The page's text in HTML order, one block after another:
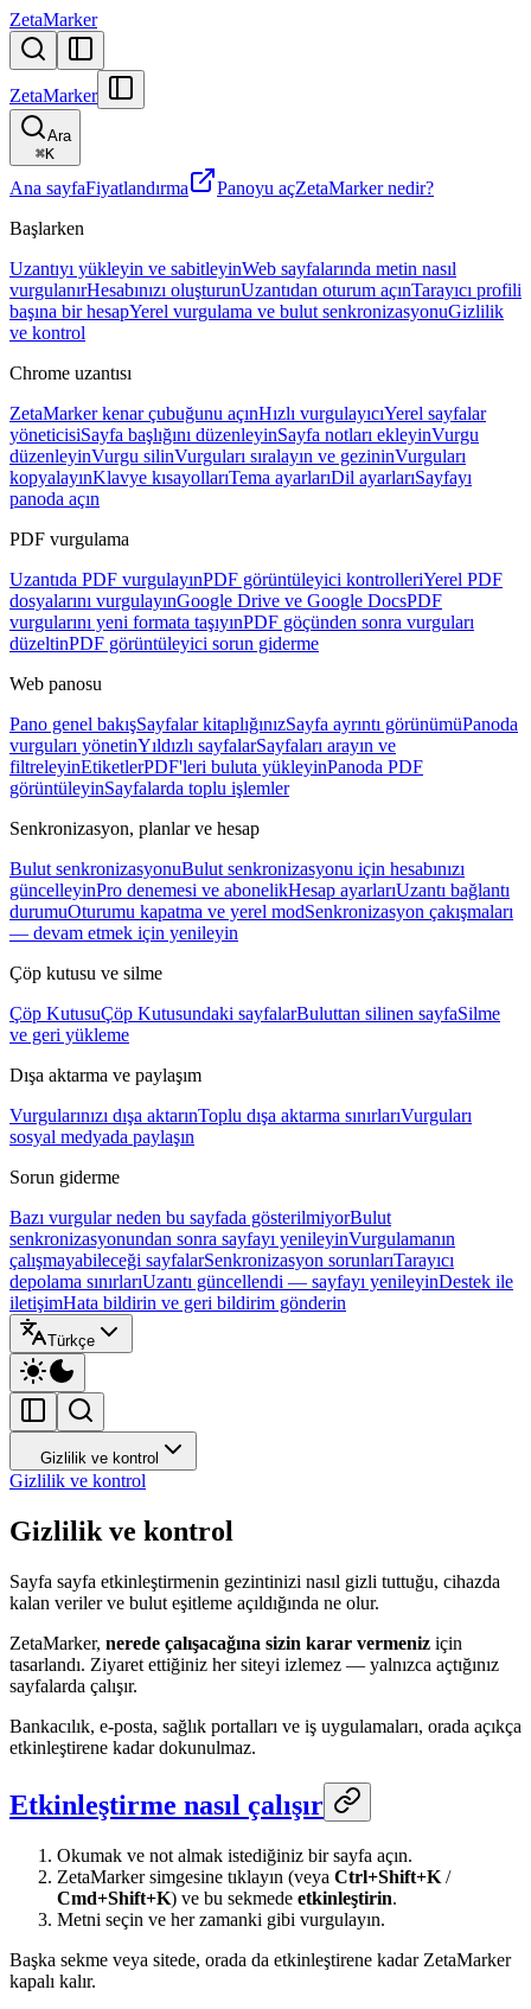
ZetaMarker
ZetaMarker
Ara
⌘K
Ana sayfaFiyatlandırma Panoyu açZetaMarker nedir?
Başlarken
Uzantıyı yükleyin ve sabitleyinWeb sayfalarında metin nasıl
vurgulanırHesabınızı oluşturunUzantıdan oturum açınTarayıcı profili
başına bir hesapYerel vurgulama ve bulut senkronizasyonuGizlilik
ve kontrol
Chrome uzantısı
ZetaMarker kenar çubuğunu açınHızlı vurgulayıcıYerel sayfalar
yöneticisiSayfa başlığını düzenleyinSayfa notları ekleyinVurgu
düzenleyinVurgu silinVurguları sıralayın ve gezininVurguları
kopyalayınKlavye kısayollarıTema ayarlarıDil ayarlarıSayfayı
panoda açın
PDF vurgulama
Uzantıda PDF vurgulayınPDF görüntüleyici kontrolleriYerel PDF
dosyalarını vurgulayınGoogle Drive ve Google DocsPDF
vurgularını yeni formata taşıyınPDF göçünden sonra vurguları
düzeltinPDF görüntüleyici sorun giderme
Web panosu
Pano genel bakışSayfalar kitaplığınızSayfa ayrıntı görünümüPanoda
vurguları yönetinYıldızlı sayfalarSayfaları arayın ve
filtreleyinEtiketlerPDF'leri buluta yükleyinPanoda PDF
görüntüleyinSayfalarda toplu işlemler
Senkronizasyon, planlar ve hesap
Bulut senkronizasyonuBulut senkronizasyonu için hesabınızı
güncelleyinPro denemesi ve abonelikHesap ayarlarıUzantı bağlantı
durumuOturumu kapatma ve yerel modSenkronizasyon çakışmaları
— devam etmek için yenileyin
Çöp kutusu ve silme
Çöp KutusuÇöp Kutusundaki sayfalarBuluttan silinen sayfaSilme
ve geri yükleme
Dışa aktarma ve paylaşım
Vurgularınızı dışa aktarınToplu dışa aktarma sınırlarıVurguları
sosyal medyada paylaşın
Sorun giderme
Bazı vurgular neden bu sayfada gösterilmiyorBulut
senkronizasyonundan sonra sayfayı yenileyinVurgulamanın
çalışmayabileceği sayfalarSenkronizasyon sorunlarıTarayıcı
depolama sınırlarıUzantı güncellendi — sayfayı yenileyinDestek ile
iletişimHata bildirin ve geri bildirim gönderin
Türkçe
Gizlilik ve kontrol
Gizlilik ve kontrol
Gizlilik ve kontrol
Sayfa sayfa etkinleştirmenin gezintinizi nasıl gizli tuttuğu, cihazda
kalan veriler ve bulut eşitleme açıldığında ne olur.
ZetaMarker, nerede çalışacağına sizin karar vermeniz için
tasarlandı. Ziyaret ettiğiniz her siteyi izlemez — yalnızca açtığınız
sayfalarda çalışır.
Bankacılık, e-posta, sağlık portalları ve iş uygulamaları, orada açıkça
etkinleştirene kadar dokunulmaz.
Etkinleştirme nasıl çalışır
Okumak ve not almak istediğiniz bir sayfa açın.
ZetaMarker simgesine tıklayın (veya Ctrl+Shift+K /
Cmd+Shift+K) ve bu sekmede etkinleştirin.
Metni seçin ve her zamanki gibi vurgulayın.
Başka sekme veya sitede, orada da etkinleştirene kadar ZetaMarker
kapalı kalır.